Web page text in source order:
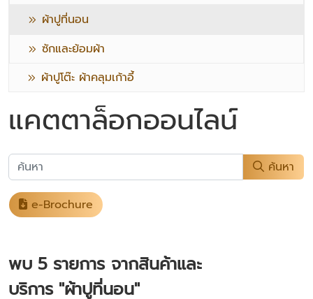
ผ้าปูที่นอน
ซักและย้อมผ้า
ผ้าปูโต๊ะ ผ้าคลุมเก้าอี้
แคตตาล็อกออนไลน์
ค้นหา
e-Brochure
พบ 5 รายการ จากสินค้าและ
บริการ "ผ้าปูที่นอน"